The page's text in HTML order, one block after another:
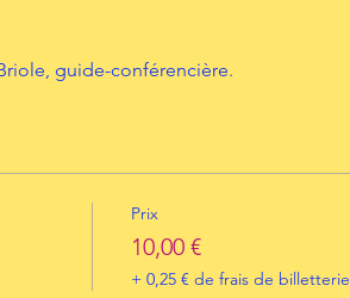
guide-conférencière.
Prix
10,00 €
+ 0,25 € de frais de billetterie